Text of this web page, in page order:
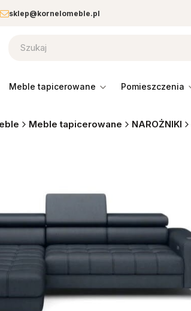
sklep@kornelomeble.pl
meble tapicerowane pomieszczenia
Meble tapicerowane NAROŻNIKI